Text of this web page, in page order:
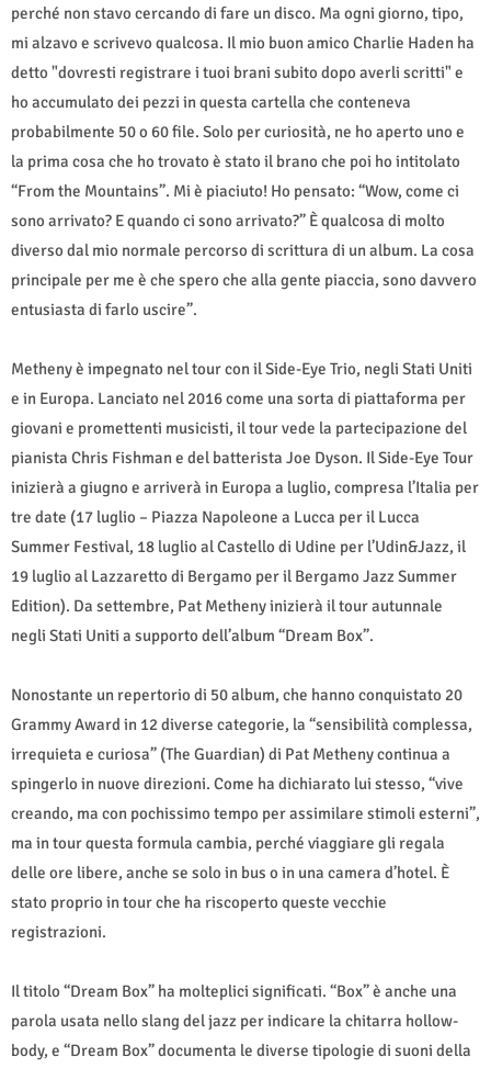
perché non stavo cercando di fare un disco. Ma ogni giorno, tipo,
mi alzavo e scrivevo qualcosa. Il mio buon amico Charlie Haden ha
detto "dovresti registrare i tuoi brani subito dopo averli scritti" e
ho accumulato dei pezzi in questa cartella che conteneva
probabilmente 50 o 60 file. Solo per curiosità, ne ho aperto uno e
la prima cosa che ho trovato è stato il brano che poi ho intitolato
“From the Mountains”. Mi è piaciuto! Ho pensato: “Wow, come ci
sono arrivato? E quando ci sono arrivato?” È qualcosa di molto
diverso dal mio normale percorso di scrittura di un album. La cosa
principale per me è che spero che alla gente piaccia, sono davvero
entusiasta di farlo uscire”.
Metheny è impegnato nel tour con il Side-Eye Trio, negli Stati Uniti
e in Europa. Lanciato nel 2016 come una sorta di piattaforma per
giovani e promettenti musicisti, il tour vede la partecipazione del
pianista Chris Fishman e del batterista Joe Dyson. Il Side-Eye Tour
inizierà a giugno e arriverà in Europa a luglio, compresa l’Italia per
tre date (17 luglio – Piazza Napoleone a Lucca per il Lucca
Summer Festival, 18 luglio al Castello di Udine per l’Udin&Jazz, il
19 luglio al Lazzaretto di Bergamo per il Bergamo Jazz Summer
Edition). Da settembre, Pat Metheny inizierà il tour autunnale
negli Stati Uniti a supporto dell’album “Dream Box”.
Nonostante un repertorio di 50 album, che hanno conquistato 20
Grammy Award in 12 diverse categorie, la “sensibilità complessa,
irrequieta e curiosa” (The Guardian) di Pat Metheny continua a
spingerlo in nuove direzioni. Come ha dichiarato lui stesso, “vive
creando, ma con pochissimo tempo per assimilare stimoli esterni”,
ma in tour questa formula cambia, perché viaggiare gli regala
delle ore libere, anche se solo in bus o in una camera d’hotel. È
stato proprio in tour che ha riscoperto queste vecchie
registrazioni.
Il titolo “Dream Box” ha molteplici significati. “Box” è anche una
parola usata nello slang del jazz per indicare la chitarra hollow-
body, e “Dream Box” documenta le diverse tipologie di suoni della